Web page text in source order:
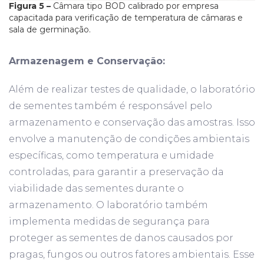
Figura 5 – Câmara tipo BOD calibrado por empresa
capacitada para verificação de temperatura de câmaras e
sala de germinação.
Armazenagem e Conservação:
Além de realizar testes de qualidade, o laboratório
de sementes também é responsável pelo
armazenamento e conservação das amostras. Isso
envolve a manutenção de condições ambientais
específicas, como temperatura e umidade
controladas, para garantir a preservação da
viabilidade das sementes durante o
armazenamento. O laboratório também
implementa medidas de segurança para
proteger as sementes de danos causados por
pragas, fungos ou outros fatores ambientais. Esse